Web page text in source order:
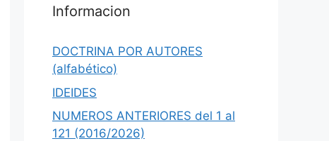
Informacion
DOCTRINA POR AUTORES
(alfabético)
IDEIDES
NUMEROS ANTERIORES del 1 al
121 (2016/2026)